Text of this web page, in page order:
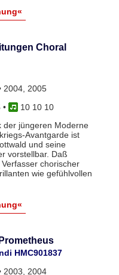
Choral
2004, 2005
•
10 10 10
der jüngeren Moderne
Avantgarde ist
und seine
vorstellbar. Daß
chorischer
wie gefühlvollen
HMC901837
2003, 2004